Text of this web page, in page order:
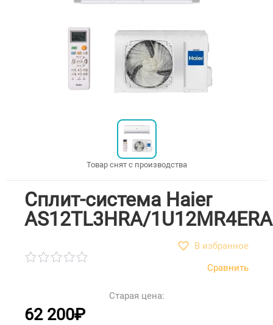
Товар снят с производства
Сплит-система Haier
AS12TL3HRA/1U12MR4ERA
В избранное
Сравнить
Старая цена:
62 200₽